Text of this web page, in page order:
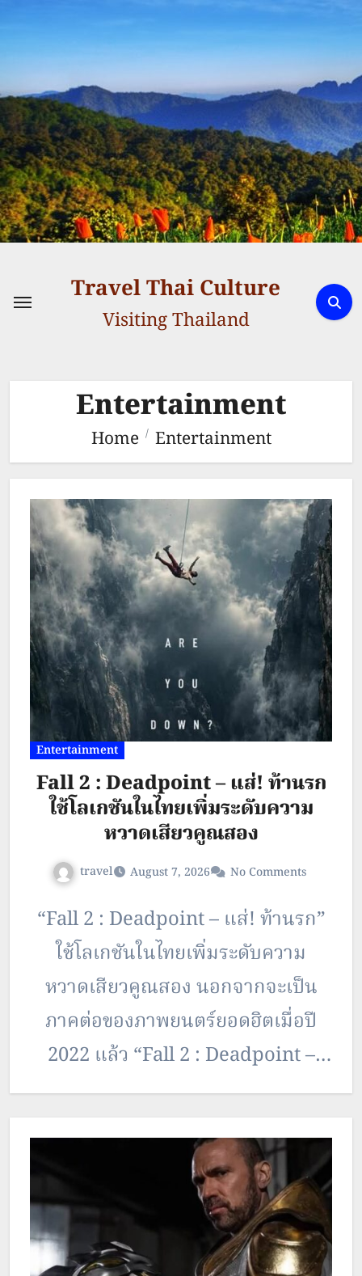
content
Travel Thai Culture
Visiting Thailand
Entertainment
Home Entertainment
Entertainment
Fall 2 : Deadpoint – แส่! ท้านรก
ใช้โลเกชันในไทยเพิ่มระดับความ
หวาดเสียวคูณสอง
travel August 7, 2026 No Comments
“Fall 2 : Deadpoint – แส่! ท้านรก”
ใช้โลเกชันในไทยเพิ่มระดับความ
หวาดเสียวคูณสอง นอกจากจะเป็น
ภาคต่อของภาพยนตร์ยอดฮิตเมื่อปี
2022 แล้ว “Fall 2 : Deadpoint –
แส่! ท้านรก” ยังเพิ่มความน่าสนใจ
สถานที่ถ่ายทำอีกด้วย “ในภาคนี้เราใช้
เขาขวัญ (Mount Kwan) ที่ทีมงาน
สมมติขึ้นเป็นสถานที่เกิดเหตุ โดย เขา
ขวัญ จะมีเส้นทางเดินเป็น แผ่นไม้